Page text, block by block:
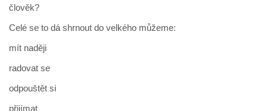
člověk?
Celé se to dá shrnout do velkého můžeme:
mít naději
radovat se
odpouštět si
přijímat